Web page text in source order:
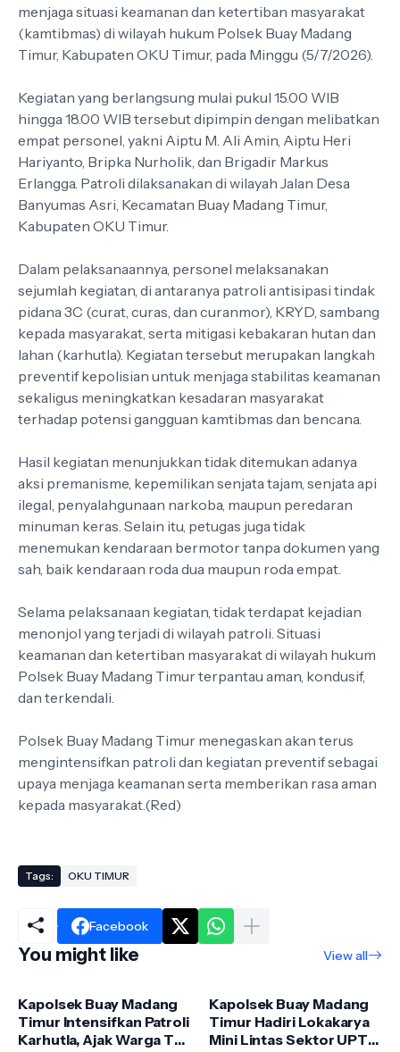
menjaga situasi keamanan dan ketertiban masyarakat
(kamtibmas) di wilayah hukum Polsek Buay Madang
Timur, Kabupaten OKU Timur, pada Minggu (5/7/2026).
Kegiatan yang berlangsung mulai pukul 15.00 WIB
hingga 18.00 WIB tersebut dipimpin dengan melibatkan
empat personel, yakni Aiptu M. Ali Amin, Aiptu Heri
Hariyanto, Bripka Nurholik, dan Brigadir Markus
Erlangga. Patroli dilaksanakan di wilayah Jalan Desa
Banyumas Asri, Kecamatan Buay Madang Timur,
Kabupaten OKU Timur.
Dalam pelaksanaannya, personel melaksanakan
sejumlah kegiatan, di antaranya patroli antisipasi tindak
pidana 3C (curat, curas, dan curanmor), KRYD, sambang
kepada masyarakat, serta mitigasi kebakaran hutan dan
lahan (karhutla). Kegiatan tersebut merupakan langkah
preventif kepolisian untuk menjaga stabilitas keamanan
sekaligus meningkatkan kesadaran masyarakat
terhadap potensi gangguan kamtibmas dan bencana.
Hasil kegiatan menunjukkan tidak ditemukan adanya
aksi premanisme, kepemilikan senjata tajam, senjata api
ilegal, penyalahgunaan narkoba, maupun peredaran
minuman keras. Selain itu, petugas juga tidak
menemukan kendaraan bermotor tanpa dokumen yang
sah, baik kendaraan roda dua maupun roda empat.
Selama pelaksanaan kegiatan, tidak terdapat kejadian
menonjol yang terjadi di wilayah patroli. Situasi
keamanan dan ketertiban masyarakat di wilayah hukum
Polsek Buay Madang Timur terpantau aman, kondusif,
dan terkendali.
Polsek Buay Madang Timur menegaskan akan terus
mengintensifkan patroli dan kegiatan preventif sebagai
upaya menjaga keamanan serta memberikan rasa aman
kepada masyarakat.(Red)
Tags: OKU TIMUR
Facebook
You might like View all
Kapolsek Buay Madang
Timur Intensifkan Patroli
Karhutla, Ajak Warga Tak
Kapolsek Buay Madang
Timur Hadiri Lokakarya
Mini Lintas Sektor UPTD